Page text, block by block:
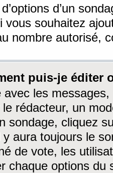
d’un
vous souhaitez
nombre autorisé,
puis-je éditer
avec les
le rédacteur, un
sondage, cliquez
y aura toujours le
de vote, les
chaque options du